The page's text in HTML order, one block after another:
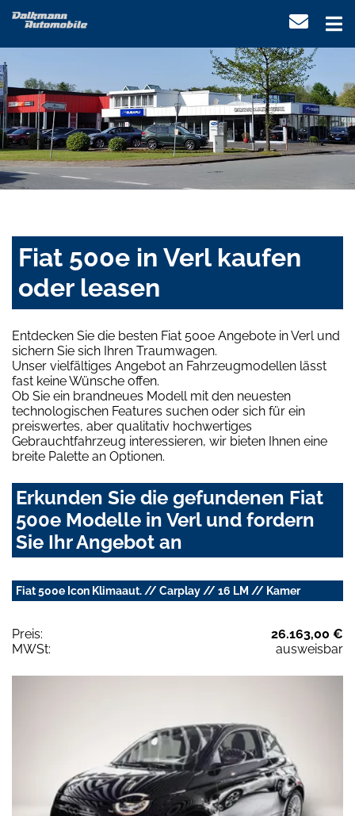
Fiat 500e in Verl kaufen
oder leasen
Entdecken Sie die besten Fiat 500e Angebote in Verl und
sichern Sie sich Ihren Traumwagen.
Unser vielfältiges Angebot an Fahrzeugmodellen lässt
fast keine Wünsche offen.
Ob Sie ein brandneues Modell mit den neuesten
technologischen Features suchen oder sich für ein
preiswertes, aber qualitativ hochwertiges
Gebrauchtfahrzeug interessieren, wir bieten Ihnen eine
breite Palette an Optionen.
Erkunden Sie die gefundenen Fiat
500e Modelle in Verl und fordern
Sie Ihr Angebot an
Fiat 500e Icon Klimaaut. // Carplay // 16 LM // Kamer
Preis:
26.163,00 €
MWSt:
ausweisbar